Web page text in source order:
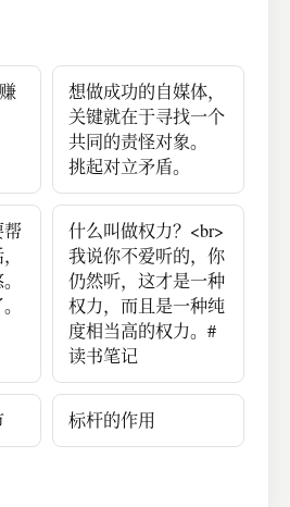
想做成功的自媒体，
关键就在于寻找一个
共同的责怪对象。
挑起对立矛盾。
什么叫做权力？<br>
我说你不爱听的，你
仍然听，这才是一种
权力，而且是一种纯
度相当高的权力。#
读书笔记
标杆的作用